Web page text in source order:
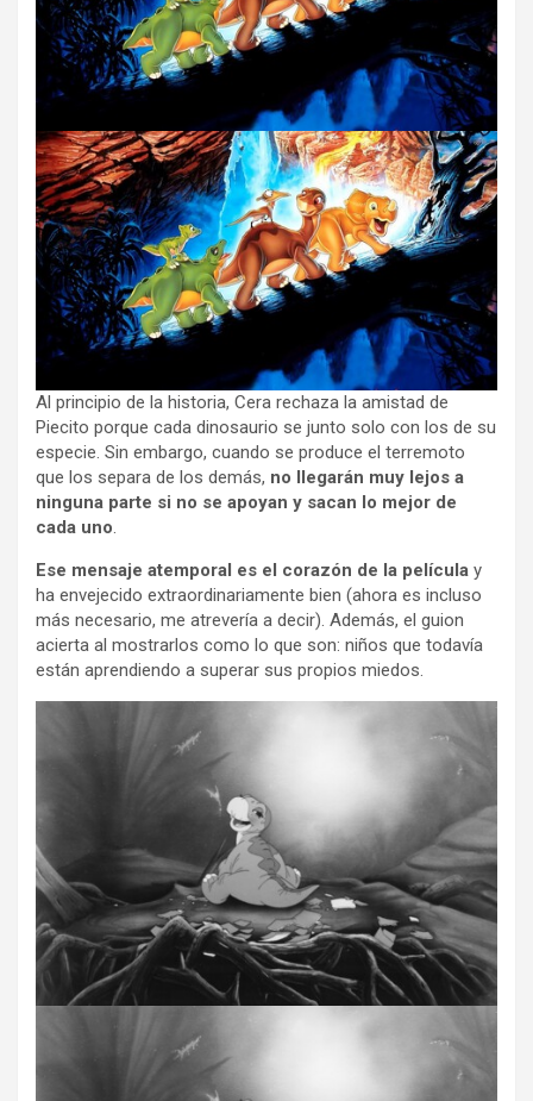
Al principio de la historia, Cera rechaza la amistad de
Piecito porque cada dinosaurio se junto solo con los de su
especie. Sin embargo, cuando se produce el terremoto
que los separa de los demás, no llegarán muy lejos a
ninguna parte si no se apoyan y sacan lo mejor de
cada uno.
Ese mensaje atemporal es el corazón de la película y
ha envejecido extraordinariamente bien (ahora es incluso
más necesario, me atrevería a decir). Además, el guion
acierta al mostrarlos como lo que son: niños que todavía
están aprendiendo a superar sus propios miedos.